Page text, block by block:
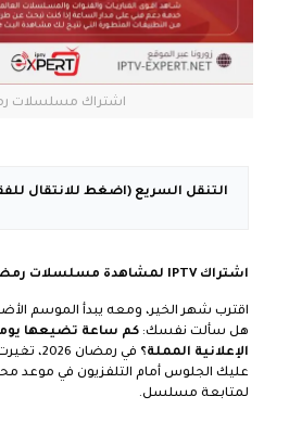
اشتراك مسلسلات
التنقل السريع (اضغط للانتقال
اشتراك IPTV لمشاهدة مسلسلات رمضان 2026 – دراما بلا حدود
اقترب شهر الخير، ومعه يبدأ الموسم
هل سألت نفسك: كم ساعة تضيعها
الإعلانية المملة؟
في رمضان
عليك الجلوس أمام التلفزيون في موعد
لمتابعة مسلسل.